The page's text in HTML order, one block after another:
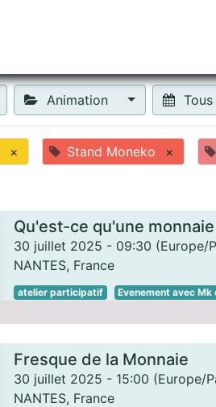
Animation
× Stand Moneko ×
Qu'est-ce qu'une
30 juillet 2025 - 09:30 (Europe/
NANTES, France
atelier participatif Evenement avec
Fresque de la Monnaie
30 juillet 2025 - 15:00 (Europe/
NANTES, France